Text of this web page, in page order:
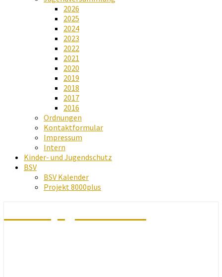
2026
2025
2024
2023
2022
2021
2020
2019
2018
2017
2016
Ordnungen
Kontaktformular
Impressum
Intern
Kinder- und Jugendschutz
BSV
BSV Kalender
Projekt 8000plus